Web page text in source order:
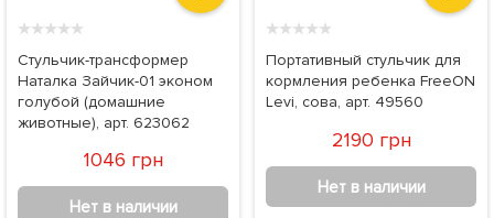
★★★★★
Стульчик-трансформер
Наталка Зайчик-01 эконом
голубой (домашние
животные), арт. 623062
1046 грн
Нет в наличии
★★★★★
Портативный стульчик для
кормления ребенка FreeON
Levi, сова, арт. 49560
2190 грн
Нет в наличии